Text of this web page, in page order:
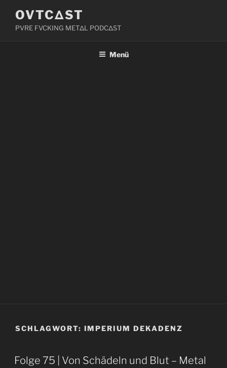
Inhalt
springen
OVTCΔST
PVRE FVCKING METΔL PODCΔST
Menü
SCHLAGWORT: IMPERIUM DEKADENZ
Folge 75 | Von Schädeln und Blut – Metal